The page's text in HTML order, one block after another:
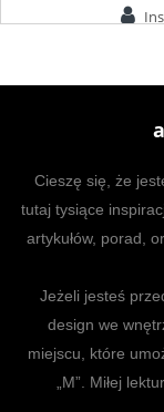
Cieszę się, że
tutaj tysiące
artykułów, porad,
Jeżeli jesteś
design we
miejscu, które
„M”. Miłej